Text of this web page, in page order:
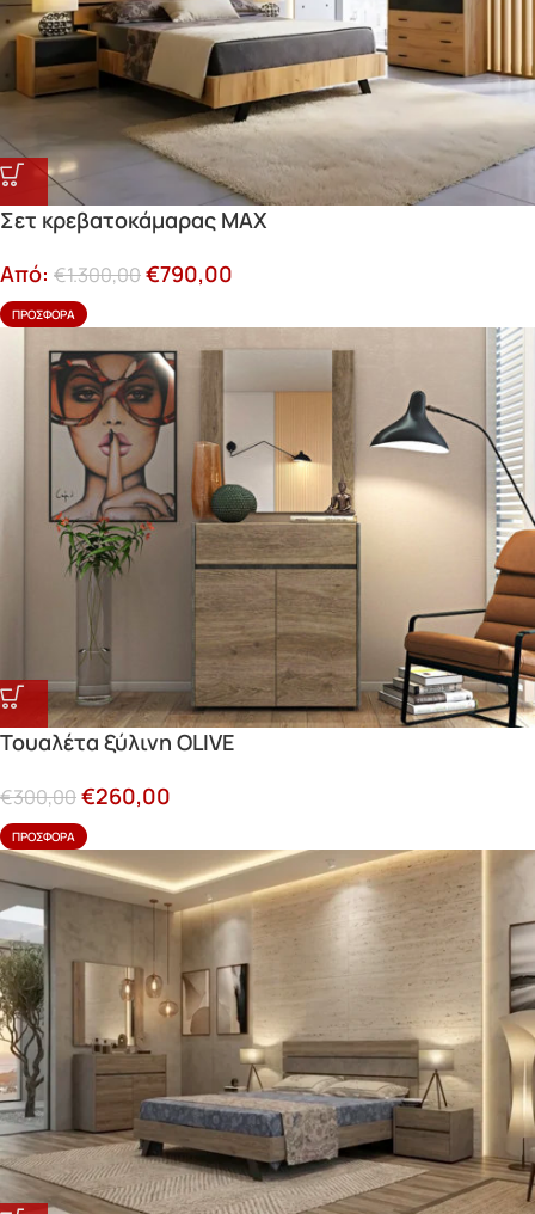
Σετ κρεβατοκάμαρας MAX
Από: €1.300,00€790,00
ΠΡΟΣΦΟΡΆ
Τουαλέτα ξύλινη OLIVE
€300,00€260,00
ΠΡΟΣΦΟΡΆ